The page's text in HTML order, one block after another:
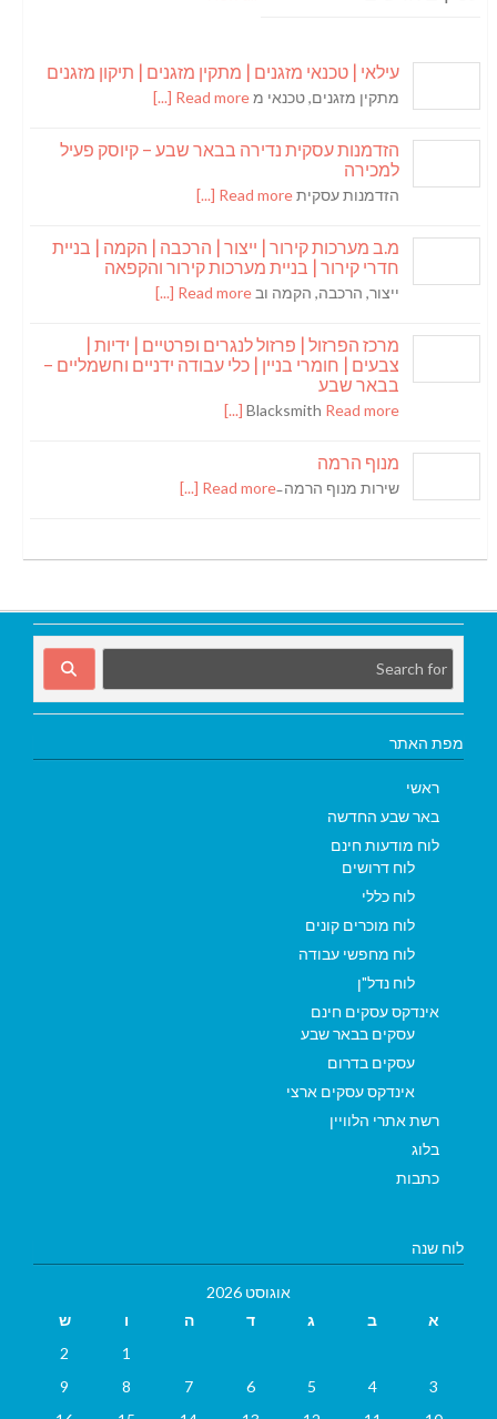
עילאי | טכנאי מזגנים | מתקין מזגנים | תיקון מזגנים
מתקין מזגנים, טכנאי מRead more [...]
הזדמנות עסקית נדירה בבאר שבע – קיוסק פעיל
למכירה
הזדמנות עסקיתRead more [...]
מ.ב מערכות קירור | ייצור | הרכבה | הקמה | בניית
חדרי קירור | בניית מערכות קירור והקפאה
ייצור, הרכבה, הקמה וב Read more [...]
מרכז הפרזול | פרזול לנגרים ופרטיים | ידיות |
צבעים | חומרי בניין | כלי עבודה ידניים וחשמליים –
בבאר שבע
Blacksmith Read more [...]
מנוף הרמה
שירות מנוף הרמה ̵Read more [...]
מפת האתר
ראשי
באר שבע החדשה
לוח מודעות חינם
לוח דרושים
לוח כללי
לוח מוכרים קונים
לוח מחפשי עבודה
לוח נדל"ן
אינדקס עסקים חינם
עסקים בבאר שבע
עסקים בדרום
אינדקס עסקים ארצי
רשת אתרי הלוויין
בלוג
כתבות
לוח שנה
אוגוסט 2026
א
ב ג ד ה ו
ש
1
2
3
4
5
6
7
8
9